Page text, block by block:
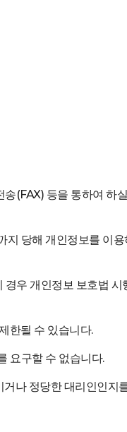
(FAX) 등을 통하여 하
지 당해 개인정보를 이
우 개인정보 보호법 시
한될 수 있습니다.
요구할 수 없습니다.
거나 정당한 대리인인지